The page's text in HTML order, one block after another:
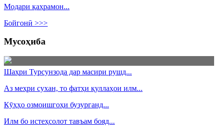
Модари қаҳрамон...
Бойгонӣ >>>
Мусоҳиба
Шаҳри Турсунзода дар масири рушд...
Аз меҳри сухан, то фатҳи қуллаҳои илм...
Кӯҳҳо озмоишгоҳи бузурганд...
Илм бо истеҳсолот тавъам бояд...